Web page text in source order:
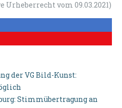
vom 09.03.2021)
der VG Bild-Kunst:
Stimmübertragung an